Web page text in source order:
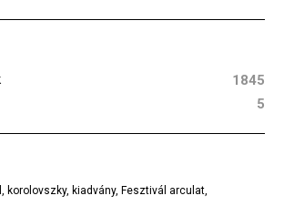
1845
5
korolovszky, kiadvány, Fesztivál arculat